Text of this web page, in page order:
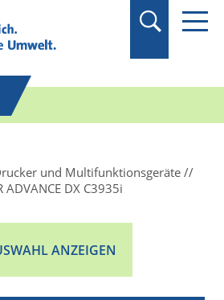
und Multifunktionsgeräte
ADVANCE DX C3935i
ANZEIGEN